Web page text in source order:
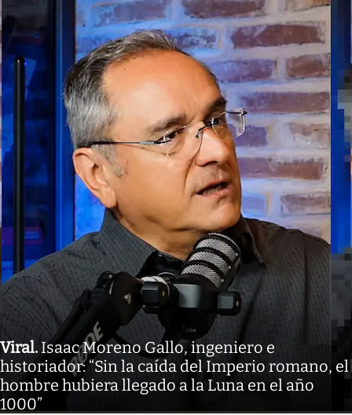
Viral. Isaac Moreno Gallo, ingeniero e
historiador: “Sin la caída del Imperio romano, el
hombre hubiera llegado a la Luna en el año
1000”